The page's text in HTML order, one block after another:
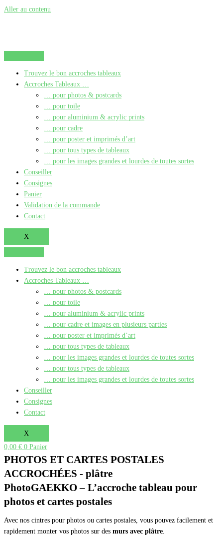
Aller au contenu
Trouvez le bon accroches tableaux
Accroches Tableaux …
… pour photos & postcards
… pour toile
… pour aluminium & acrylic prints
… pour cadre
… pour poster et imprimés d’art
… pour tous types de tableaux
… pour les images grandes et lourdes de toutes sortes
Conseiller
Consignes
Panier
Validation de la commande
Contact
X
Trouvez le bon accroches tableaux
Accroches Tableaux …
… pour photos & postcards
… pour toile
… pour aluminium & acrylic prints
… pour cadre et images en plusieurs parties
… pour poster et imprimés d’art
… pour tous types de tableaux
… pour les images grandes et lourdes de toutes sortes
… pour tous types de tableaux
… pour les images grandes et lourdes de toutes sortes
Conseiller
Consignes
Contact
X
0,00 € 0 Panier
PHOTOS ET CARTES POSTALES
ACCROCHÉES - plâtre
PhotoGAEKKO – L’accroche tableau pour
photos et cartes postales
Avec nos cintres pour photos ou cartes postales, vous pouvez facilement et
rapidement monter vos photos sur des murs avec plâtre.